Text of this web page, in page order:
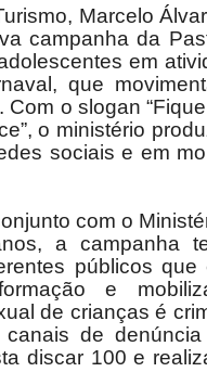
Marcelo
campanha da
em
que
Com o slogan
o ministério
sociais e em
com o
a campanha
públicos
e
de crianças é
canais de
discar 100 e